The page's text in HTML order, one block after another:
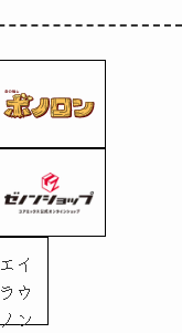
လိုက်ပါပြီ။ !